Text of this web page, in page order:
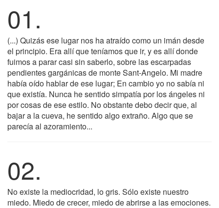
01.
(...) Quizás ese lugar nos ha atraído como un imán desde
el principio. Era allí que teníamos que ir, y es allí donde
fuimos a parar casi sin saberlo, sobre las escarpadas
pendientes gargánicas de monte Sant-Angelo. Mi madre
había oído hablar de ese lugar; En cambio yo no sabía ni
que existía. Nunca he sentido simpatía por los ángeles ni
por cosas de ese estilo. No obstante debo decir que, al
bajar a la cueva, he sentido algo extraño. Algo que se
parecía al azoramiento...
02.
No existe la mediocridad, lo gris. Sólo existe nuestro
miedo. Miedo de crecer, miedo de abrirse a las emociones.